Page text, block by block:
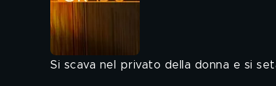
Si scava nel privato della donna e si